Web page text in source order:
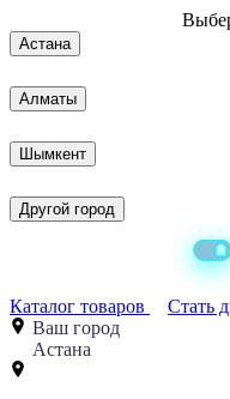
Астана
Алматы
Шымкент
Другой город
Каталог товаров
Стать
Ваш город
Астана